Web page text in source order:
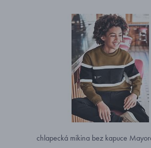
chlapecká mikina bez kapuce